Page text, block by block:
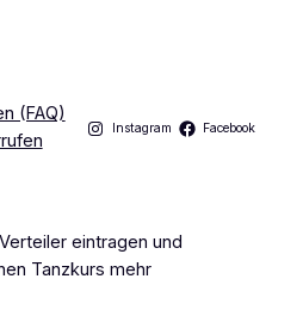
(FAQ)
Instagram Facebook
eintragen und
Tanzkurs mehr